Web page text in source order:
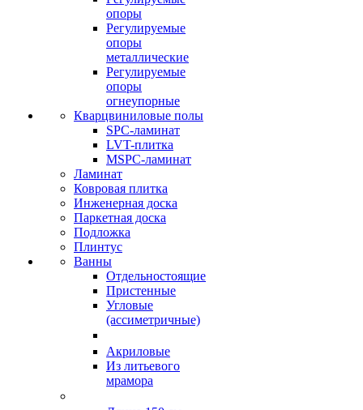
опоры
Регулируемые
опоры
металлические
Регулируемые
опоры
огнеупорные
Кварцвиниловые полы
SPC-ламинат
LVT-плитка
MSPC-ламинат
Ламинат
Ковровая плитка
Инженерная доска
Паркетная доска
Подложка
Плинтус
Ванны
Отдельностоящие
Пристенные
Угловые
(ассиметричные)
Акриловые
Из литьевого
мрамора